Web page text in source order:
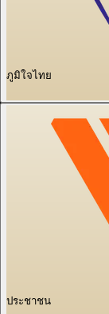
ภูมิใจไทย
ประชาชน